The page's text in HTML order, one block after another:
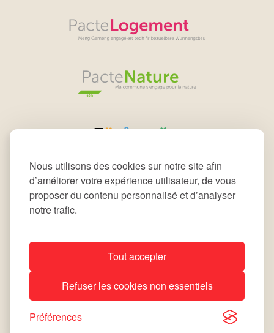
Nous utilisons des cookies sur notre site afin
d’améliorer votre expérience utilisateur, de vous
proposer du contenu personnalisé et d’analyser
notre trafic.
Tout accepter
Refuser les cookies non essentiels
Préférences
All rights reserved © 2026 Commune de Leudelange